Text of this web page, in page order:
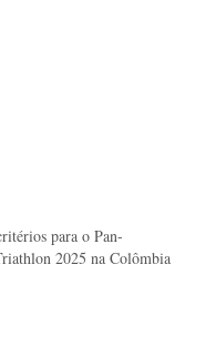
para o Pan-
2025 na Colômbia